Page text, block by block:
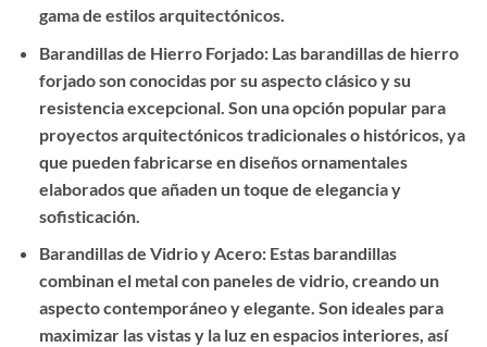
gama de estilos arquitectónicos.
Barandillas de Hierro Forjado: Las barandillas de hierro
forjado son conocidas por su aspecto clásico y su
resistencia excepcional. Son una opción popular para
proyectos arquitectónicos tradicionales o históricos, ya
que pueden fabricarse en diseños ornamentales
elaborados que añaden un toque de elegancia y
sofisticación.
Barandillas de Vidrio y Acero: Estas barandillas
combinan el metal con paneles de vidrio, creando un
aspecto contemporáneo y elegante. Son ideales para
maximizar las vistas y la luz en espacios interiores, así